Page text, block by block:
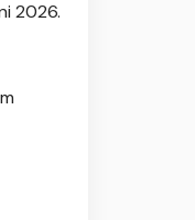
2026.